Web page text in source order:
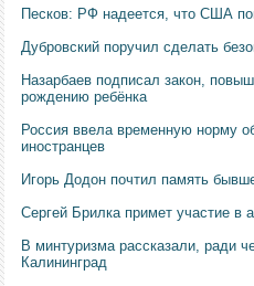
Песков: РФ надеется, что США
Дубровский поручил сделать
Назарбаев подписал закон,
рождению ребёнка
Россия ввела временную норму
иностранцев
Игорь Додон почтил память
Сергей Брилка примет участие в
В минтуризма рассказали, ради
Калининград